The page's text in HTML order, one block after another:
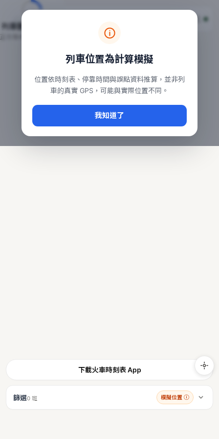
台鐵列車即時位置地圖
本頁顯示目前全台鐵運行中的列車位置，涵蓋自強、普悠瑪、
常用查詢：
、台中車站即時動態
台鐵即時動態
下載火車時刻表 App
篩選0 班 模擬位置 ⓘ
列車位置為計算模擬
位置依時刻表、停靠時間與誤點資料推算，並非列
車的真實 GPS，可能與實際位置不同。
我知道了
列車動態載入中…